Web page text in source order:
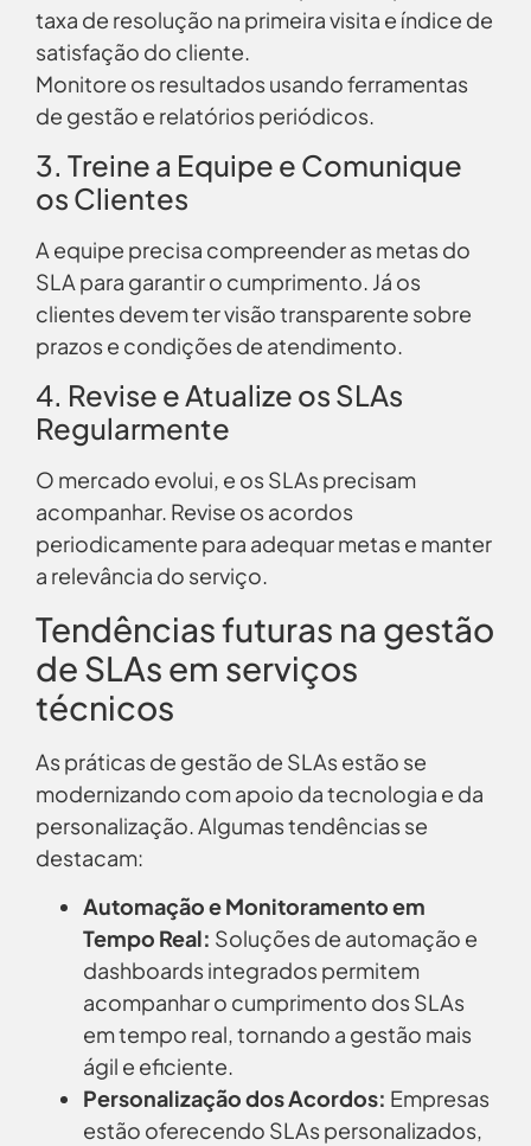
taxa de resolução na primeira visita e índice de
satisfação do cliente.
Monitore os resultados usando ferramentas
de gestão e relatórios periódicos.
3. Treine a Equipe e Comunique
os Clientes
A equipe precisa compreender as metas do
SLA para garantir o cumprimento. Já os
clientes devem ter visão transparente sobre
prazos e condições de atendimento.
4. Revise e Atualize os SLAs
Regularmente
O mercado evolui, e os SLAs precisam
acompanhar. Revise os acordos
periodicamente para adequar metas e manter
a relevância do serviço.
Tendências futuras na gestão
de SLAs em serviços
técnicos
As práticas de gestão de SLAs estão se
modernizando com apoio da tecnologia e da
personalização. Algumas tendências se
destacam:
Automação e Monitoramento em
Tempo Real: Soluções de automação e
dashboards integrados permitem
acompanhar o cumprimento dos SLAs
em tempo real, tornando a gestão mais
ágil e eficiente.
Personalização dos Acordos: Empresas
estão oferecendo SLAs personalizados,